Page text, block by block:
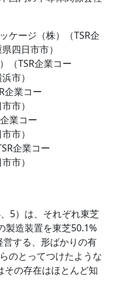
ケージ（株）（TSR企
四日市市）
（TSR企業コー
市）
企業コー
市）
業コー
市）
企業コー
市）
5）は、それぞれ東芝
製造装置を東芝50.1%
する、形ばかりの有
のとってつけたような
の存在はほとんど知